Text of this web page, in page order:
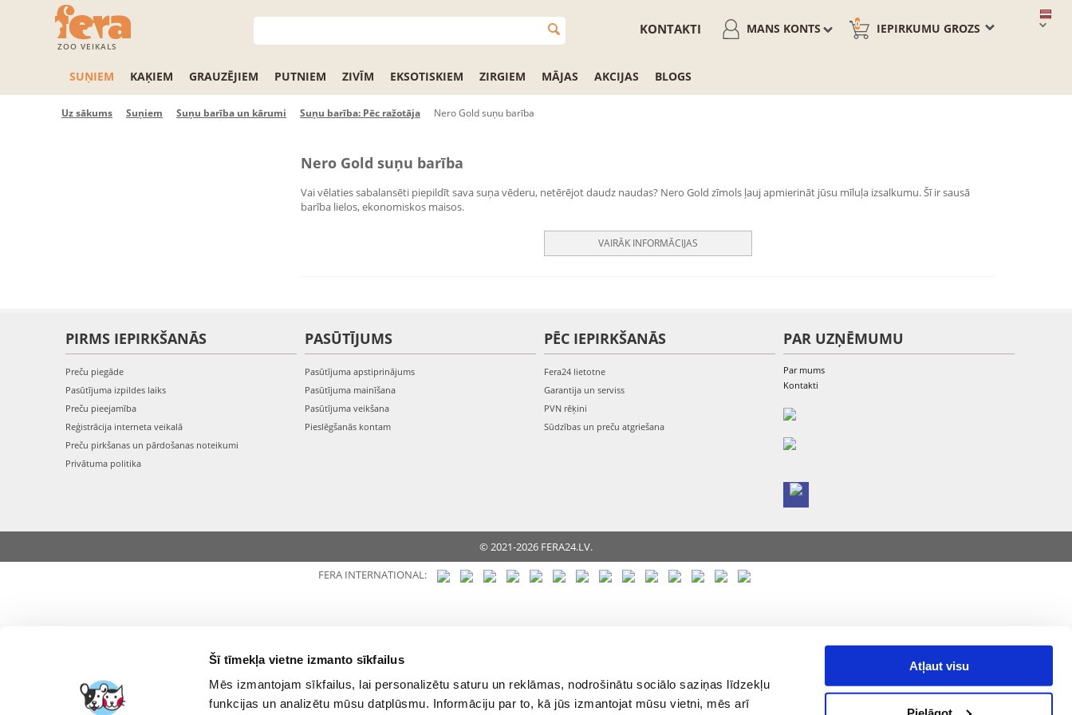
Šī tīmekļa vietne izmanto sīkfailus
Mēs izmantojam sīkfailus, lai personalizētu saturu un reklāmas, nodrošinātu sociālo saziņas līdzekļu
funkcijas un analizētu mūsu datplūsmu. Informāciju par to, kā jūs izmantojat mūsu vietni, mēs arī
Atļaut visu
ZOO VEIKALS
IEPIRKUMU GROZS
0
MANS KONTS
KONTAKTI
SUŅIEM KAĶIEM GRAUZĒJIEM PUTNIEM ZIVĪM EKSOTISKIEM ZIRGIEM MĀJAS AKCIJAS BLOGS
Uz sākums Suņiem Suņu barība un kārumi Suņu barība: Pēc ražotāja Nero Gold suņu barība
Nero Gold suņu barība
Vai vēlaties sabalansēti piepildīt sava suņa vēderu, netērējot daudz naudas? Nero Gold zīmols ļauj apmierināt jūsu mīluļa izsalkumu. Šī ir sausā
barība lielos, ekonomiskos maisos.
VAIRĀK INFORMĀCIJAS
PIRMS IEPIRKŠANĀS
Preču piegāde
Pasūtījuma izpildes laiks
Preču pieejamība
Reģistrācija interneta veikalā
Preču pirkšanas un pārdošanas noteikumi
Privātuma politika
PASŪTĪJUMS
Pasūtījuma apstiprinājums
Pasūtījuma mainīšana
Pasūtījuma veikšana
Pieslēgšanās kontam
PĒC IEPIRKŠANĀS
Fera24 lietotne
Garantija un serviss
PVN rēķini
Sūdzības un preču atgriešana
PAR UZŅĒMUMU
Par mums
Kontakti
© 2021-2026 FERA24.LV.
FERA INTERNATIONAL: